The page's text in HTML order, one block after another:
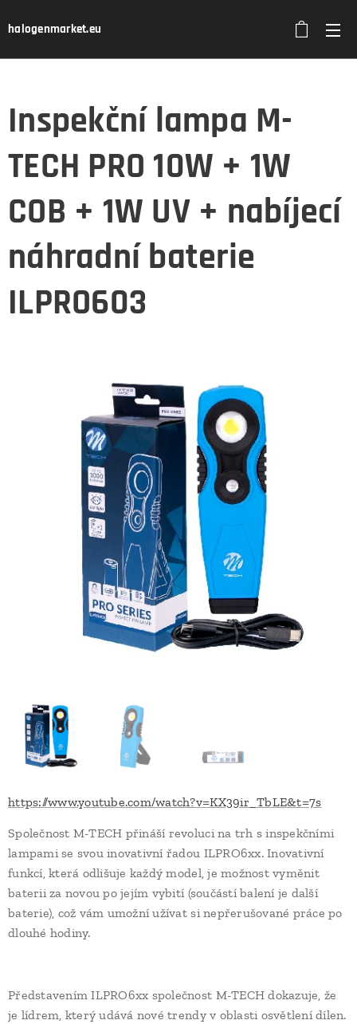
halogenmarket.eu
Inspekční lampa M-
TECH PRO 10W + 1W
COB + 1W UV + nabíjecí
náhradní baterie
ILPRO603
https://www.youtube.com/watch?v=KX39ir_TbLE&t=7s
Společnost M-TECH přináší revoluci na trh s inspekčními
lampami se svou inovativní řadou ILPRO6xx. Inovativní
funkcí, která odlišuje každý model, je možnost vyměnit
baterii za novou po jejím vybití (součástí balení je další
baterie), což vám umožní užívat si nepřerušované práce po
dlouhé hodiny.
Představením ILPRO6xx společnost M-TECH dokazuje, že
je lídrem, který udává nové trendy v oblasti osvětlení dílen.